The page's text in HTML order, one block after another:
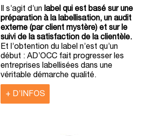
Il s’agit d’unlabel qui est basé sur une
préparation à la labellisation, un audit
externe (par client mystère) et sur le
suivi de la satisfaction de la clientèle.
Et l’obtention du label n’est qu’un
début : AD’OCC fait progresser les
entreprises labellisées dans une
véritable démarche qualité.
+ D’INFOS